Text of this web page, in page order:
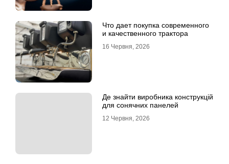
Что дает покупка современного
и качественного трактора
16 Червня, 2026
Де знайти виробника конструкцій
для сонячних панелей
12 Червня, 2026